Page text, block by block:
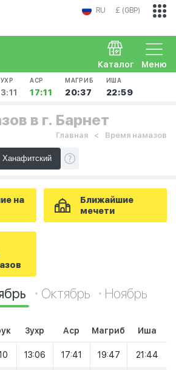
RU £ (GBP)
Меню
Каталог
АСР
17:11
МАГРИБ
20:37
ИША
22:59
в г. Барнет
Главная Время намазов
на
Ближайшие
мечети
Октябрь Ноябрь
Зухр Аср Магриб Иша
13:06 17:41 19:47 21:44